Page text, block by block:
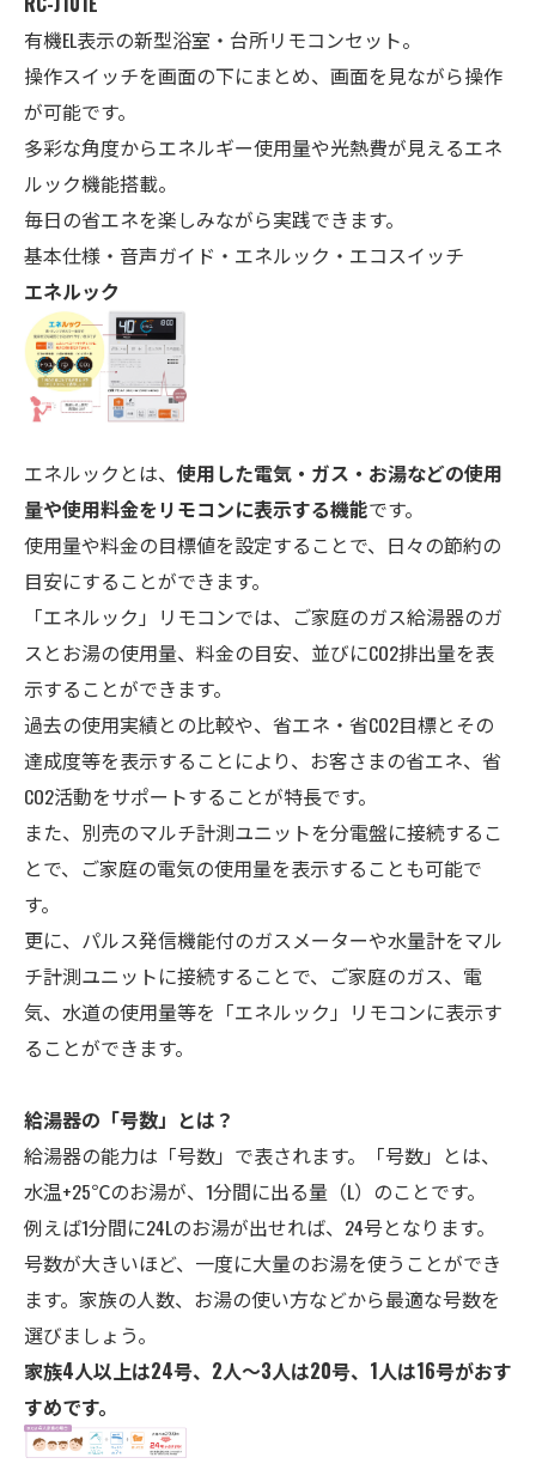
有機EL表示の新型浴室・台所リモコンセット。
操作スイッチを画面の下にまとめ、画面を見ながら操作
が可能です。
多彩な角度からエネルギー使用量や光熱費が見えるエネ
ルック機能搭載。
毎日の省エネを楽しみながら実践できます。
基本仕様・音声ガイド・エネルック・エコスイッチ
エネルック
エネルックとは、 使用した電気・ガス・お湯などの使用
量や使用料金をリモコンに表示する機能です。
使用量や料金の目標値を設定することで、日々の節約の
目安にすることができます。
「エネルック」リモコンでは、ご家庭のガス給湯器のガ
スとお湯の使用量、料金の目安、並びにCO2排出量を表
示することができます。
過去の使用実績との比較や、省エネ・省CO2目標とその
達成度等を表示することにより、お客さまの省エネ、省
CO2活動をサポートすることが特長です。
また、別売のマルチ計測ユニットを分電盤に接続するこ
とで、ご家庭の電気の使用量を表示することも可能で
す。
更に、パルス発信機能付のガスメーターや水量計をマル
チ計測ユニットに接続することで、ご家庭のガス、電
気、水道の使用量等を「エネルック」リモコンに表示す
ることができます。
給湯器の「号数」とは？
給湯器の能力は「号数」で表されます。「号数」とは、
水温+25℃のお湯が、1分間に出る量（L）のことです。
例えば1分間に24Lのお湯が出せれば、24号となります。
号数が大きいほど、一度に大量のお湯を使うことができ
ます。家族の人数、お湯の使い方などから最適な号数を
選びましょう。
家族4人以上は24号、2人～3人は20号、1人は16号がおす
すめです。